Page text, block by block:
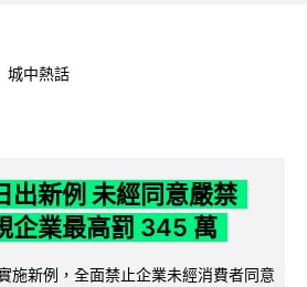
城中熱話
出新例 未經同意嚴禁
企業最高罰 345 萬
施新例，全面禁止企業未經消費者同意